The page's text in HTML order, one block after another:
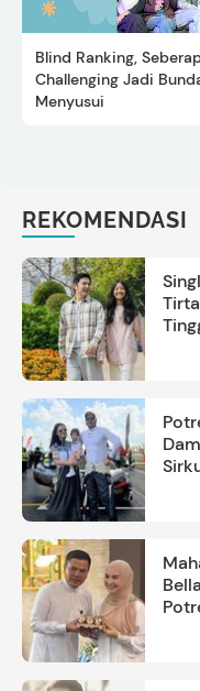
Blind Ranking,
Challenging Jadi
Menyusui
REKOMENDASI